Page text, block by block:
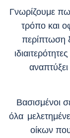
Γνωρίζουμε
τρόπο και
περίπτωση
Βασισμένοι
όλα
οίκων